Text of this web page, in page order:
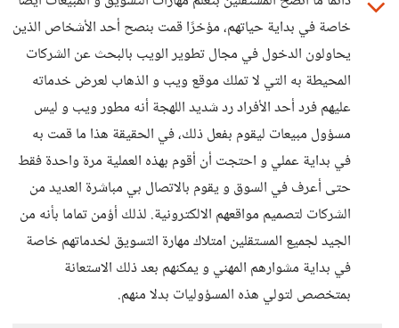
خاصة في بداية حياتهم، مؤخرًا قمت بنصح أحد الأشخاص الذين
يحاولون الدخول في مجال تطوير الويب بالبحث عن الشركات
المحيطة به التي لا تملك موقع ويب و الذهاب لعرض خدماته
عليهم فرد أحد الأفراد رد شديد اللهجة أنه مطور ويب و ليس
مسؤول مبيعات ليقوم بفعل ذلك، في الحقيقة هذا ما قمت به
في بداية عملي و احتجت أن أقوم بهذه العملية مرة واحدة فقط
حتى أعرف في السوق و يقوم بالاتصال بي مباشرة العديد من
الشركات لتصميم مواقعهم الالكترونية. لذلك أؤمن تماما بأنه من
الجيد لجميع المستقلين امتلاك مهارة التسويق لخدماتهم خاصة
في بداية مشوارهم المهني و يمكنهم بعد ذلك الاستعانة
بمتخصص لتولي هذه المسؤوليات بدلا منهم.